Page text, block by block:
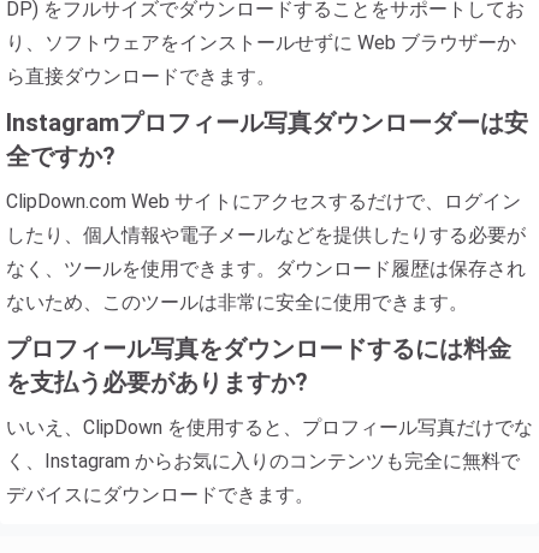
DP) をフルサイズでダウンロードすることをサポートしてお
り、ソフトウェアをインストールせずに Web ブラウザーか
ら直接ダウンロードできます。
Instagramプロフィール写真ダウンローダーは安
全ですか?
ClipDown.com Web サイトにアクセスするだけで、ログイン
したり、個人情報や電子メールなどを提供したりする必要が
なく、ツールを使用できます。ダウンロード履歴は保存され
ないため、このツールは非常に安全に使用できます。
プロフィール写真をダウンロードするには料金
を支払う必要がありますか?
いいえ、ClipDown を使用すると、プロフィール写真だけでな
く、Instagram からお気に入りのコンテンツも完全に無料で
デバイスにダウンロードできます。